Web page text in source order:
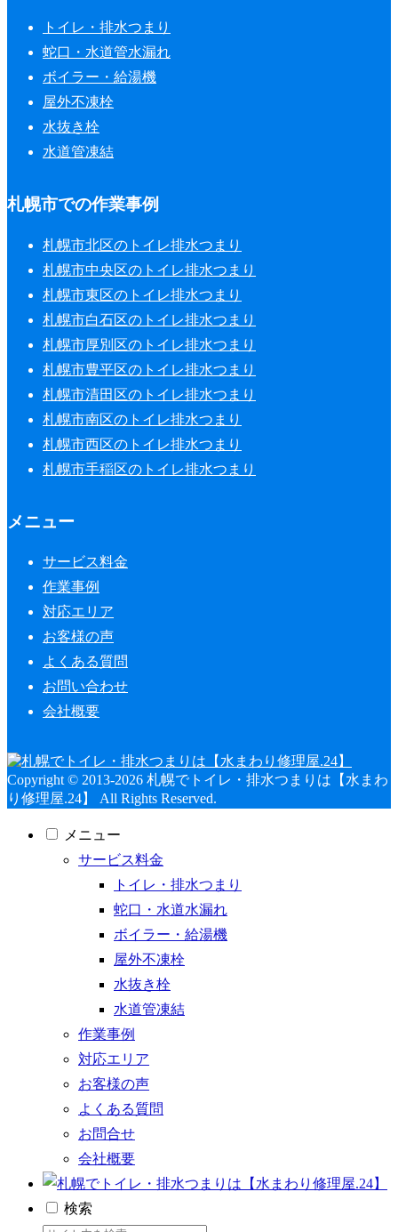
トイレ・排水つまり
蛇口・水道管水漏れ
ボイラー・給湯機
屋外不凍栓
水抜き栓
水道管凍結
札幌市での作業事例
札幌市北区のトイレ排水つまり
札幌市中央区のトイレ排水つまり
札幌市東区のトイレ排水つまり
札幌市白石区のトイレ排水つまり
札幌市厚別区のトイレ排水つまり
札幌市豊平区のトイレ排水つまり
札幌市清田区のトイレ排水つまり
札幌市南区のトイレ排水つまり
札幌市西区のトイレ排水つまり
札幌市手稲区のトイレ排水つまり
メニュー
サービス料金
作業事例
対応エリア
お客様の声
よくある質問
お問い合わせ
会社概要
Copyright © 2013-2026 札幌でトイレ・排水つまりは【水まわ
り修理屋.24】 All Rights Reserved.
メニュー
サービス料金
トイレ・排水つまり
蛇口・水道水漏れ
ボイラー・給湯機
屋外不凍栓
水抜き栓
水道管凍結
作業事例
対応エリア
お客様の声
よくある質問
お問合せ
会社概要
検索